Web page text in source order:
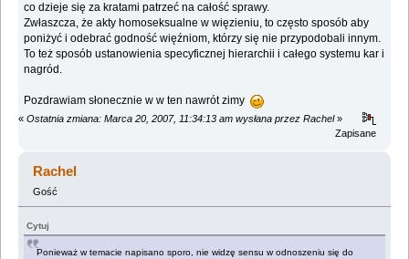
co dzieje się za kratami patrzeć na całość sprawy.
Zwłaszcza, że akty homoseksualne w więzieniu, to często sposób aby
poniżyć i odebrać godność więźniom, którzy się nie przypodobali innym.
To też sposób ustanowienia specyficznej hierarchii i całego systemu kar i
nagród.
Pozdrawiam słonecznie w w ten nawrót zimy
« Ostatnia zmiana: Marca 20, 2007, 11:34:13 am wysłana przez Rachel»
Zapisane
Rachel
Gość
Cytuj
Ponieważ w temacie napisano sporo, nie widzę sensu w odnoszeniu się do